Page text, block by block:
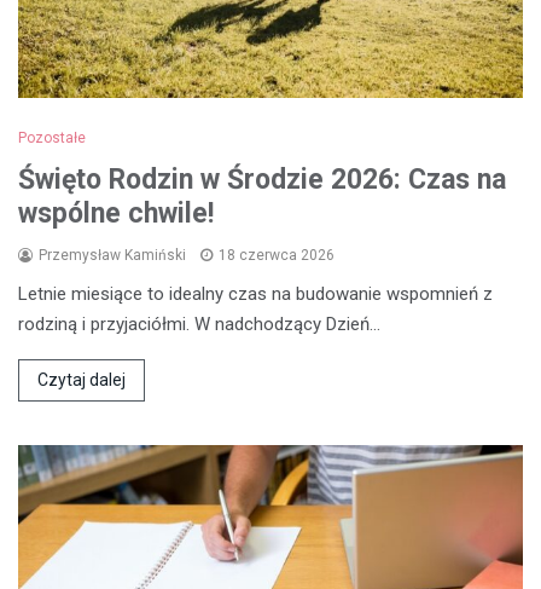
Pozostałe
Święto Rodzin w Środzie 2026: Czas na
wspólne chwile!
Przemysław Kamiński 18 czerwca 2026
Letnie miesiące to idealny czas na budowanie wspomnień z
rodziną i przyjaciółmi. W nadchodzący Dzień…
Czytaj dalej